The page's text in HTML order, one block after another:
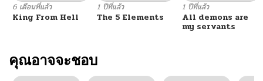
6 เดือนที่แล้ว
King From Hell
1 ปีที่แล้ว
The 5 Elements
1 ปีที่แล้ว
All demons are
my servants
คุณอาจจะชอบ